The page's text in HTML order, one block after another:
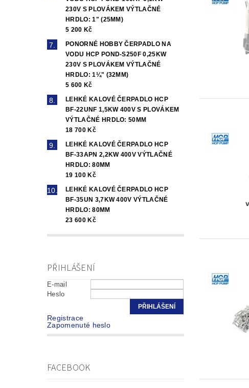
230V S PLOVÁKEM VÝTLAČNÉ
HRDLO: 1" (25MM)
5 200 Kč
PONORNÉ HOBBY ČERPADLO NA
VODU HCP POND-S250F 0,25KW
230V S PLOVÁKEM VÝTLAČNÉ
HRDLO: 1¼" (32MM)
5 600 Kč
LEHKÉ KALOVÉ ČERPADLO HCP
BF-22UNF 1,5KW 400V S PLOVÁKEM
VÝTLAČNÉ HRDLO: 50MM
18 700 Kč
LEHKÉ KALOVÉ ČERPADLO HCP
BF-33APN 2,2KW 400V VÝTLAČNÉ
HRDLO: 80MM
19 100 Kč
LEHKÉ KALOVÉ ČERPADLO HCP
BF-35UN 3,7KW 400V VÝTLAČNÉ
HRDLO: 80MM
23 600 Kč
PŘIHLÁŠENÍ
E-mail
Heslo
Registrace
Zapomenuté heslo
FACEBOOK